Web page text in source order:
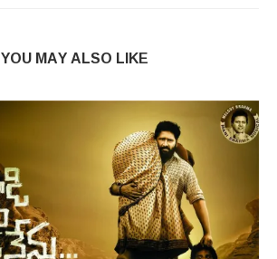
YOU MAY ALSO LIKE